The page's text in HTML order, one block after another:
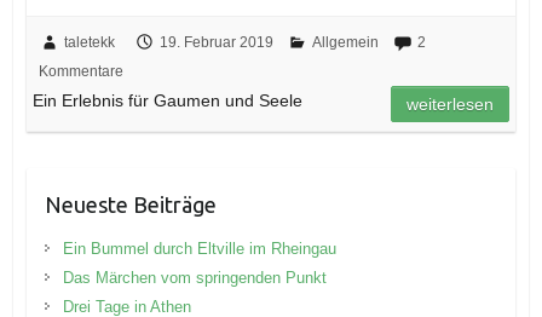
taletekk 19. Februar 2019 Allgemein
2
Kommentare
Ein Erlebnis für Gaumen und Seele weiterlesen
Neueste Beiträge
Ein Bummel durch Eltville im Rheingau
Das Märchen vom springenden Punkt
Drei Tage in Athen